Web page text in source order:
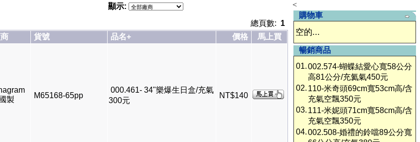
顯示:
總頁數: 1
貨號 品名+ 價格 馬上買
製
M65168-65pp
000.461- 34"樂爆生日盒/充氣
300元
NT$140
<
購物車
空的...
暢銷商品
01.002.574-蝴蝶結愛心寬58公分
高81公分/充氦氣450元
02. 110-米奇頭69cm寬53cm高/含
充氣空飄350元
03. 111-米妮頭71cm寬58cm高/含
充氣空飄350元
04.002.508-婚禮的鈴噹89公分寬